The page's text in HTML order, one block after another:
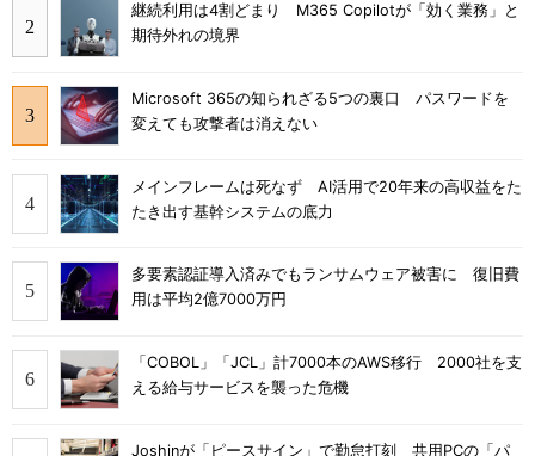
継続利用は4割どまり M365 Copilotが「効く業務」と
期待外れの境界
Microsoft 365の知られざる5つの裏口 パスワードを
変えても攻撃者は消えない
メインフレームは死なず AI活用で20年来の高収益をた
たき出す基幹システムの底力
多要素認証導入済みでもランサムウェア被害に 復旧費
用は平均2億7000万円
「COBOL」「JCL」計7000本のAWS移行 2000社を支
える給与サービスを襲った危機
Joshinが「ピースサイン」で勤怠打刻 共用PCの「パ